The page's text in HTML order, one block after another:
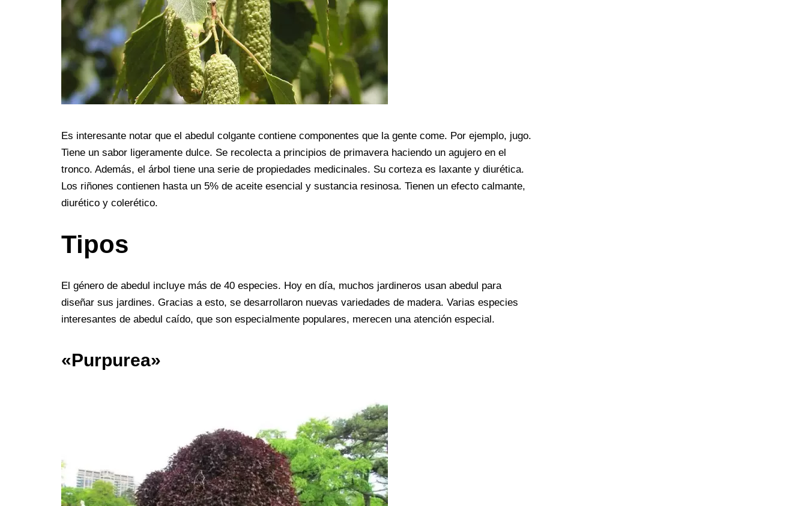
Es interesante notar que el abedul colgante contiene componentes que la gente come. Por ejemplo, jugo.
Tiene un sabor ligeramente dulce. Se recolecta a principios de primavera haciendo un agujero en el
tronco. Además, el árbol tiene una serie de propiedades medicinales. Su corteza es laxante y diurética.
Los riñones contienen hasta un 5% de aceite esencial y sustancia resinosa. Tienen un efecto calmante,
diurético y colerético.
Tipos
El género de abedul incluye más de 40 especies. Hoy en día, muchos jardineros usan abedul para
diseñar sus jardines. Gracias a esto, se desarrollaron nuevas variedades de madera. Varias especies
interesantes de abedul caído, que son especialmente populares, merecen una atención especial.
«Purpurea»